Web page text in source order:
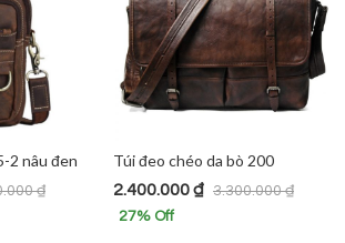
đen
₫
Túi đeo chéo da bò 200
3.300.000₫
2.400.000₫
% Off